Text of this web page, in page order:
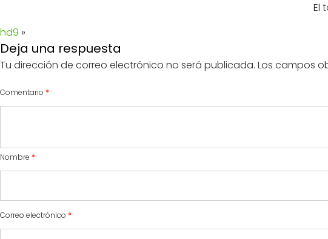
El
hd9 »
Deja una respuesta
Tu dirección de correo electrónico no será publicada. Los campos
Comentario *
Nombre *
Correo electrónico *